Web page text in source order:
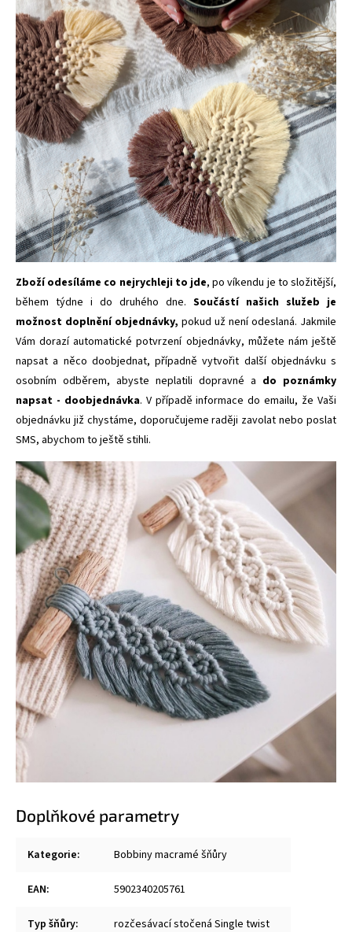
Zboží odesíláme co nejrychleji to jde, po víkendu je to složitější,
během týdne i do druhého dne. Součástí našich služeb je
možnost doplnění objednávky, pokud už není odeslaná. Jakmile
Vám dorazí automatické potvrzení objednávky, můžete nám ještě
napsat a něco doobjednat, případně vytvořit další objednávku s
osobním odběrem, abyste neplatili dopravné a do poznámky
napsat - doobjednávka. V případě informace do emailu, že Vaši
objednávku již chystáme, doporučujeme raději zavolat nebo poslat
SMS, abychom to ještě stihli.
Doplňkové parametry
Kategorie: Bobbiny macramé šňůry
EAN: 5902340205761
Typ šňůry: rozčesávací stočená Single twist